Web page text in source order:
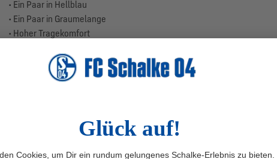
• Ein Paar in Hellblau
• Ein Paar in Graumelange
• Hoher Tragekomfort
• Material: Baumwolle, Polyamid, Elasthan
• Produktionsland: Türkei
Unser königsblauer Dreierpack besticht durch die schlichten Farben
garantiert die richtige Socke für Dein Office-Outfit. Das erste Paar ist
Graumelange kariert und das dritte Paar ist in einem dunkleren